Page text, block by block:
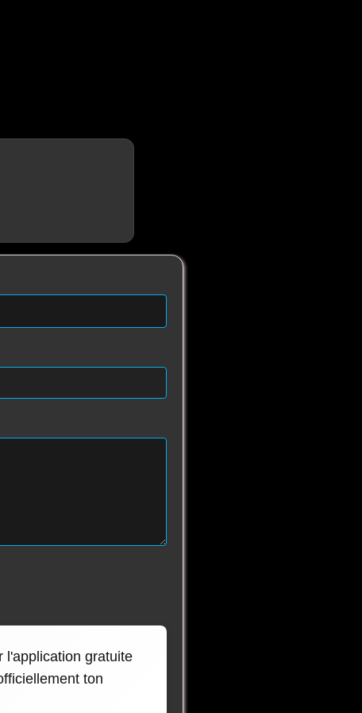
l'application gratuite
ton